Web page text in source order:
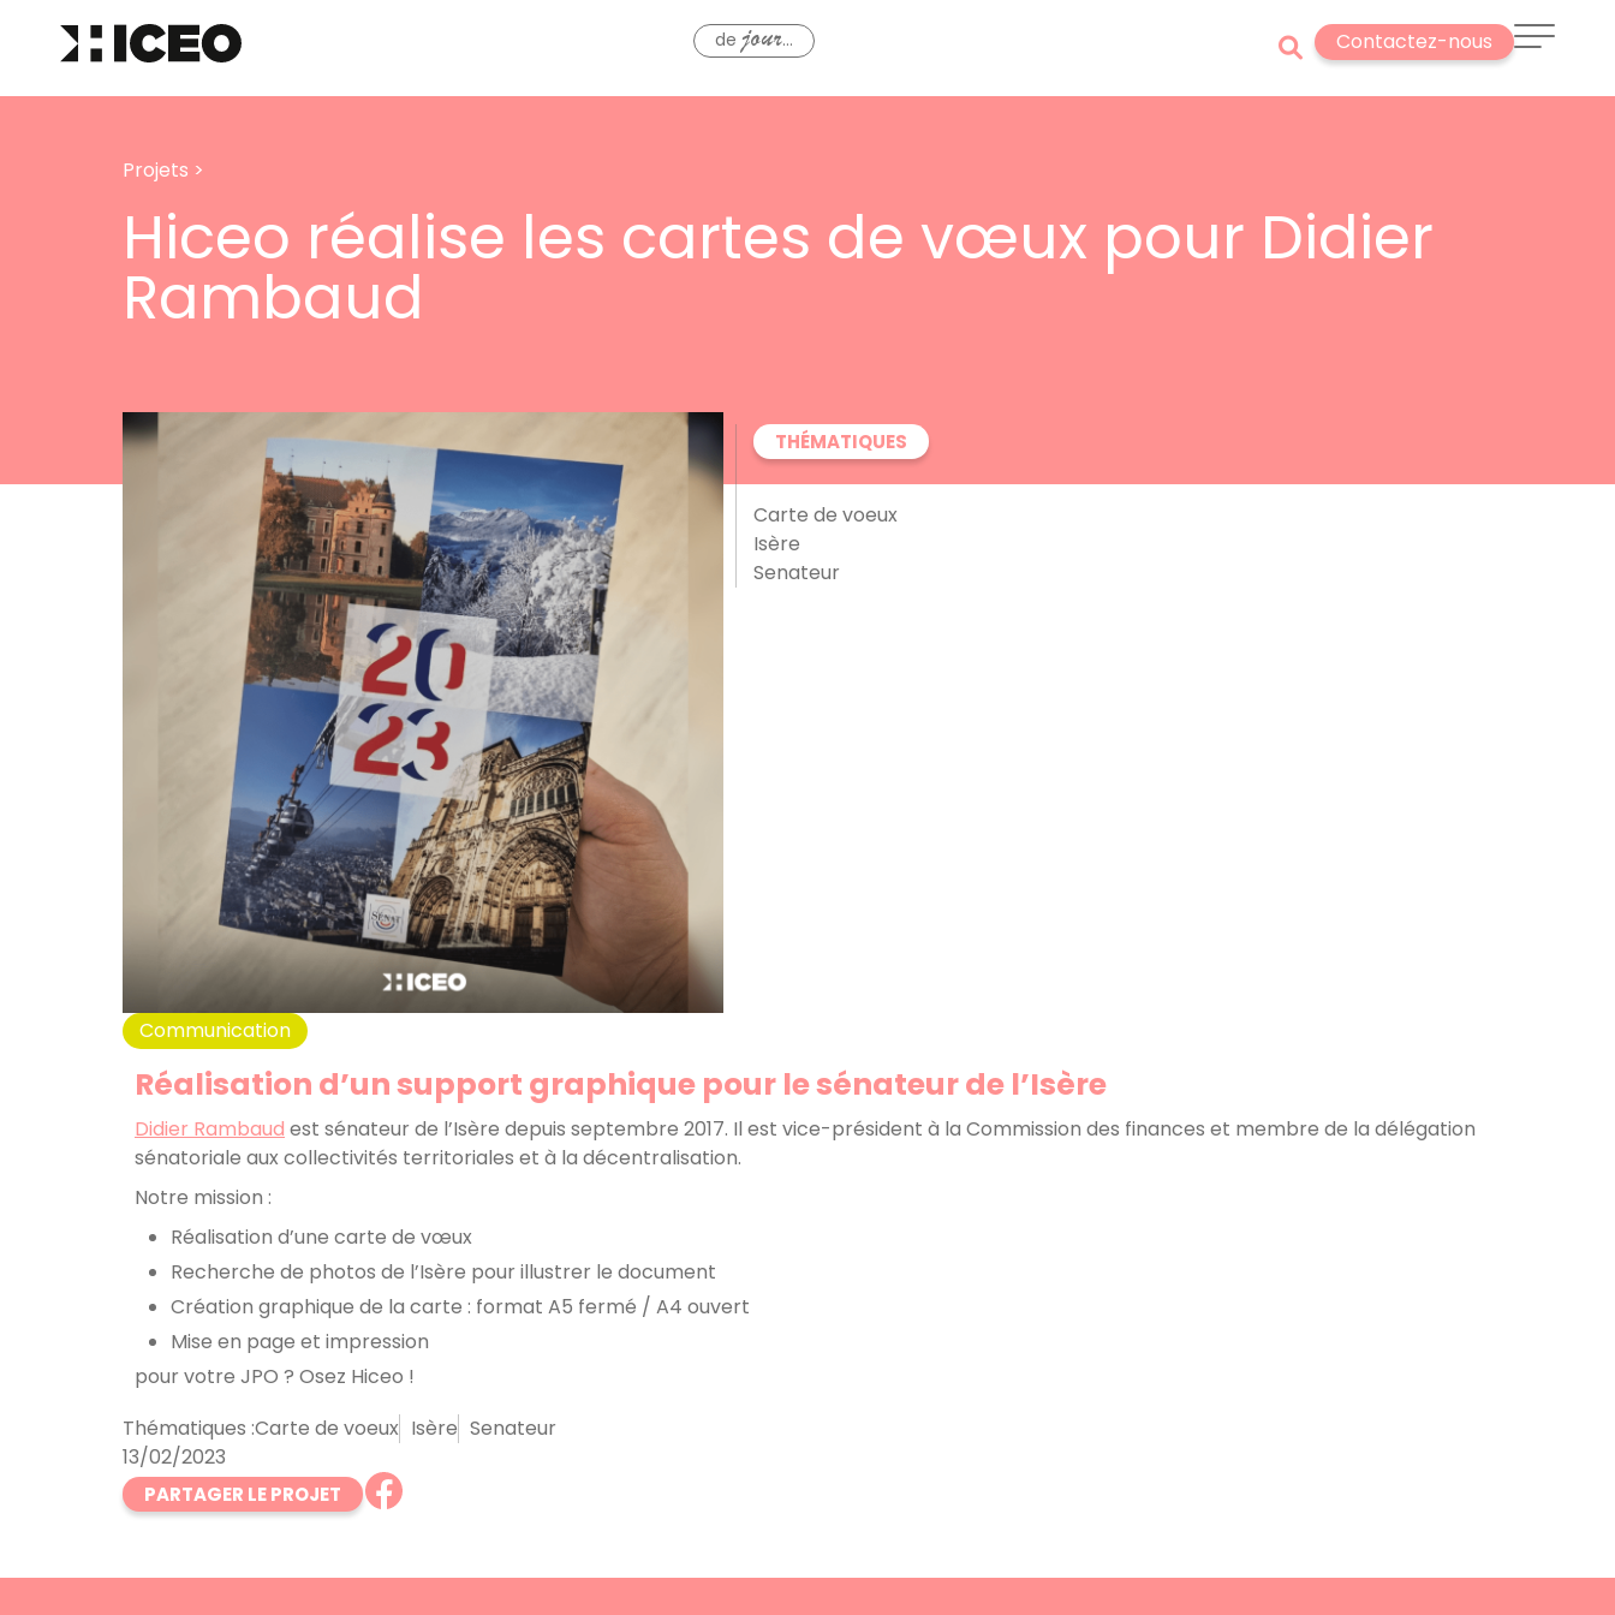
dejour... Contactez-nous
Projets >
Hiceo réalise les cartes de vœux pour Didier
Rambaud
Communication
THÉMATIQUES
Carte de voeux
Isère
Senateur
Réalisation d’un support graphique pour le sénateur de l’Isère
Didier Rambaud est sénateur de l’Isère depuis septembre 2017. Il est vice-président à la Commission des finances et membre de la délégation
sénatoriale aux collectivités territoriales et à la décentralisation.
Notre mission :
Réalisation d’une carte de vœux
Recherche de photos de l’Isère pour illustrer le document
Création graphique de la carte : format A5 fermé / A4 ouvert
Mise en page et impression
pour votre JPO ? Osez Hiceo !
Thématiques :Carte de voeux Isère Senateur
13/02/2023
PARTAGER LE PROJET